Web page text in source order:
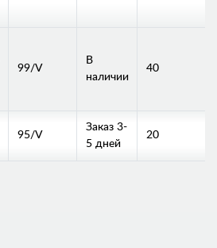
99/V
В
наличии
40
95/V
Заказ 3-
5 дней
20